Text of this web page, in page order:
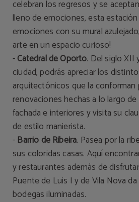
celebran los regresos y se
lleno de emociones, esta
emociones con su mural
arte en un espacio curioso!
-Catedral de Oporto. Del siglo XII
ciudad, podrás apreciar los
arquitectónicos que la conforman
renovaciones hechas a lo largo
fachada e interiores y visita su
de estilo manierista.
- Barrio de Ribeira. Pasea por la
sus coloridas casas. Aquí
y restaurantes además de
Puente de Luis I y de Vila Nova
bodegas iluminadas.